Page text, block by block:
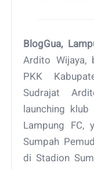
BlogGua,
Ardito Wijaya,
PKK
Sudrajat
launching klub
Lampung FC,
Sumpah
di Stadion